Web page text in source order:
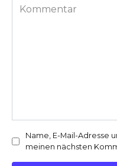
Kommentar
Name, E-Mail-Adresse
meinen nächsten